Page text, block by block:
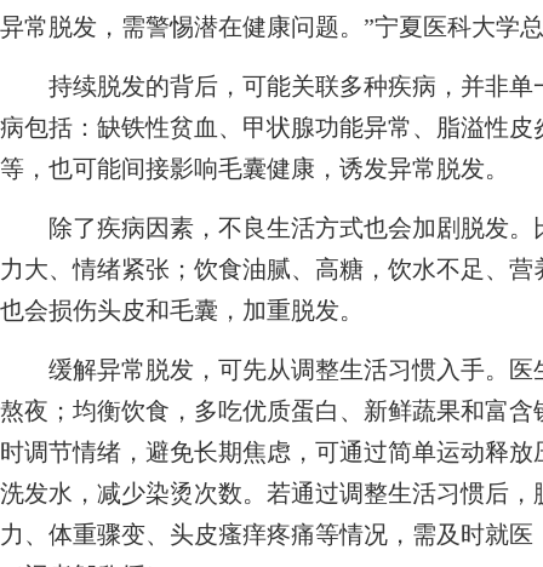
异常脱发，需警惕潜在健康问题。”宁夏医科大学
持续脱发的背后，可能关联多种疾病，并非单
病包括：缺铁性贫血、甲状腺功能异常、脂溢性
等，也可能间接影响毛囊健康，诱发异常脱发。
除了疾病因素，不良生活方式也会加剧脱发。
力大、情绪紧张；饮食油腻、高糖，饮水不足、
也会损伤头皮和毛囊，加重脱发。
缓解异常脱发，可先从调整生活习惯入手。医
熬夜；均衡饮食，多吃优质蛋白、新鲜蔬果和富
时调节情绪，避免长期焦虑，可通过简单运动释
洗发水，减少染烫次数。若通过调整生活习惯后
力、体重骤变、头皮瘙痒疼痛等情况，需及时就